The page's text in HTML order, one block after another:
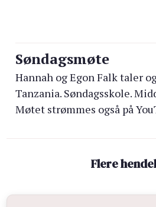
Søndagsmøte
Hannah og Egon Falk taler
Tanzania. Søndagsskole.
Møtet strømmes også på
Flere